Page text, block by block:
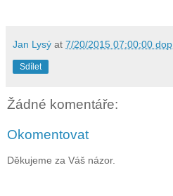
Jan Lysý at 7/20/2015 07:00:00 dop.
Sdílet
Žádné komentáře:
Okomentovat
Děkujeme za Váš názor.